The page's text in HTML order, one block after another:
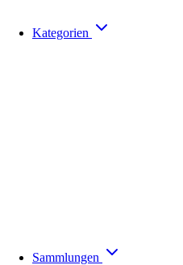
Kategorien
Sammlungen